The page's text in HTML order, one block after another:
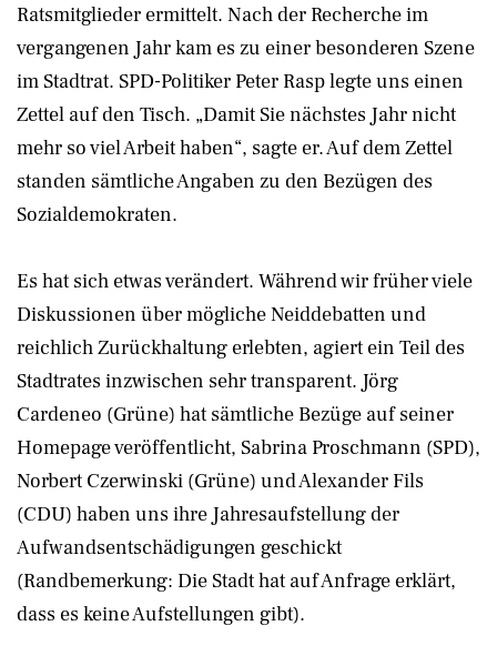
Ratsmitglieder ermittelt. Nach der Recherche im
vergangenen Jahr kam es zu einer besonderen Szene
im Stadtrat. SPD-Politiker Peter Rasp legte uns einen
Zettel auf den Tisch. „Damit Sie nächstes Jahr nicht
mehr so viel Arbeit haben“, sagte er. Auf dem Zettel
standen sämtliche Angaben zu den Bezügen des
Sozialdemokraten.
Es hat sich etwas verändert. Während wir früher viele
Diskussionen über mögliche Neiddebatten und
reichlich Zurückhaltung erlebten, agiert ein Teil des
Stadtrates inzwischen sehr transparent. Jörg
Cardeneo (Grüne) hat sämtliche Bezüge auf seiner
Homepage veröffentlicht, Sabrina Proschmann (SPD),
Norbert Czerwinski (Grüne) und Alexander Fils
(CDU) haben uns ihre Jahresaufstellung der
Aufwandsentschädigungen geschickt
(Randbemerkung: Die Stadt hat auf Anfrage erklärt,
dass es keine Aufstellungen gibt).